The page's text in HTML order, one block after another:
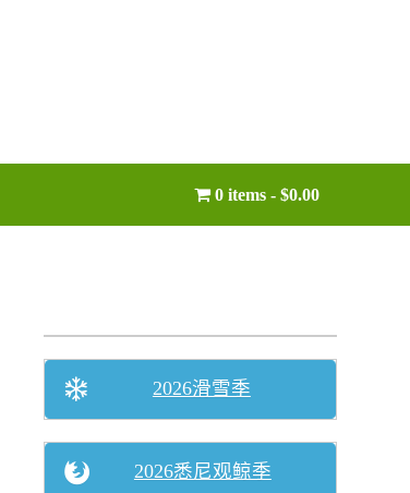
0 items $0.00
2026滑雪季
2026悉尼观鲸季